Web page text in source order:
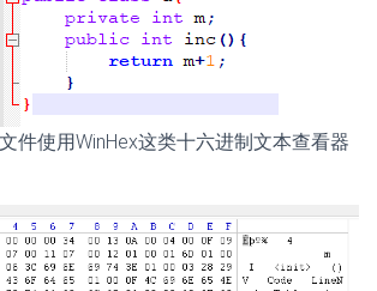
件使用WinHex这类十六进制文本查看器